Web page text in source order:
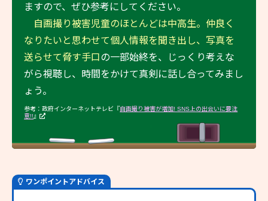
ますので、ぜひ参考にしてください。
自画撮り被害児童のほとんどは中高生。仲良く
なりたいと思わせて個人情報を聞き出し、写真を
送らせて脅す手口 の一部始終を、じっくり考えな
がら視聴し、時間をかけて真剣に話し合ってみまし
ょう。
参考：政府インターネットテレビ『自画撮り被害が増加! SNS上の出会いに要注
意!! 』
ワンポイントアドバイス